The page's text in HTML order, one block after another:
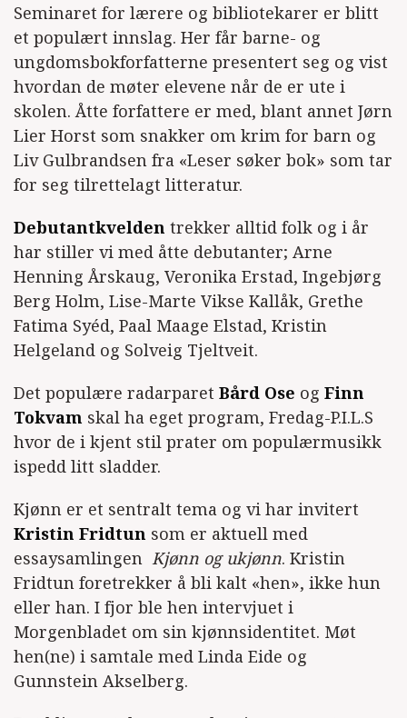
Seminaret for lærere og bibliotekarer er blitt
et populært innslag. Her får barne- og
ungdomsbokforfatterne presentert seg og vist
hvordan de møter elevene når de er ute i
skolen. Åtte forfattere er med, blant annet Jørn
Lier Horst som snakker om krim for barn og
Liv Gulbrandsen fra «Leser søker bok» som tar
for seg tilrettelagt litteratur.
Debutantkvelden trekker alltid folk og i år
har stiller vi med åtte debutanter; Arne
Henning Årskaug, Veronika Erstad, Ingebjørg
Berg Holm, Lise-Marte Vikse Kallåk, Grethe
Fatima Syéd, Paal Maage Elstad, Kristin
Helgeland og Solveig Tjeltveit.
Det populære radarparet Bård Ose og Finn
Tokvam skal ha eget program, Fredag-P.I.L.S
hvor de i kjent stil prater om populærmusikk
ispedd litt sladder.
Kjønn er et sentralt tema og vi har invitert
Kristin Fridtun som er aktuell med
essaysamlingen Kjønn og ukjønn. Kristin
Fridtun foretrekker å bli kalt «hen», ikke hun
eller han. I fjor ble hen intervjuet i
Morgenbladet om sin kjønnsidentitet. Møt
hen(ne) i samtale med Linda Eide og
Gunnstein Akselberg.